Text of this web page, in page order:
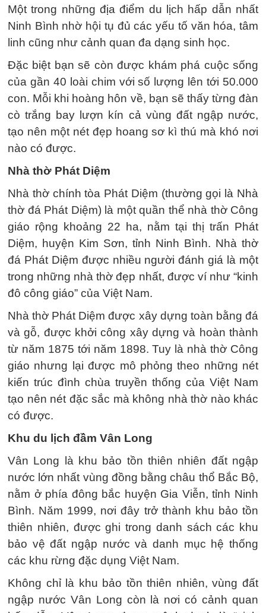
Một trong những địa điểm du lịch hấp dẫn nhất
Ninh Bình nhờ hội tụ đủ các yếu tố văn hóa, tâm
linh cũng như cảnh quan đa dạng sinh học.
Đặc biệt bạn sẽ còn được khám phá cuộc sống
của gần 40 loài chim với số lượng lên tới 50.000
con. Mỗi khi hoàng hôn về, bạn sẽ thấy từng đàn
cò trắng bay lượn kín cả vùng đất ngập nước,
tạo nên một nét đẹp hoang sơ kì thú mà khó nơi
nào có được.
Nhà thờ Phát Diệm
Nhà thờ chính tòa Phát Diệm (thường gọi là Nhà
thờ đá Phát Diệm) là một quần thể nhà thờ Công
giáo rộng khoảng 22 ha, nằm tại thị trấn Phát
Diệm, huyện Kim Sơn, tỉnh Ninh Bình. Nhà thờ
đá Phát Diệm được nhiều người đánh giá là một
trong những nhà thờ đẹp nhất, được ví như “kinh
đô công giáo” của Việt Nam.
Nhà thờ Phát Diệm được xây dựng toàn bằng đá
và gỗ, được khởi công xây dựng và hoàn thành
từ năm 1875 tới năm 1898. Tuy là nhà thờ Công
giáo nhưng lại được mô phỏng theo những nét
kiến trúc đình chùa truyền thống của Việt Nam
tạo nên nét đặc sắc mà không nhà thờ nào khác
có được.
Khu du lịch đầm Vân Long
Vân Long là khu bảo tồn thiên nhiên đất ngập
nước lớn nhất vùng đồng bằng châu thổ Bắc Bộ,
nằm ở phía đông bắc huyện Gia Viễn, tỉnh Ninh
Bình. Năm 1999, nơi đây trở thành khu bảo tồn
thiên nhiên, được ghi trong danh sách các khu
bảo vệ đất ngập nước và danh mục hệ thống
các khu rừng đặc dụng Việt Nam.
Không chỉ là khu bảo tồn thiên nhiên, vùng đất
ngập nước Vân Long còn là nơi có cảnh quan